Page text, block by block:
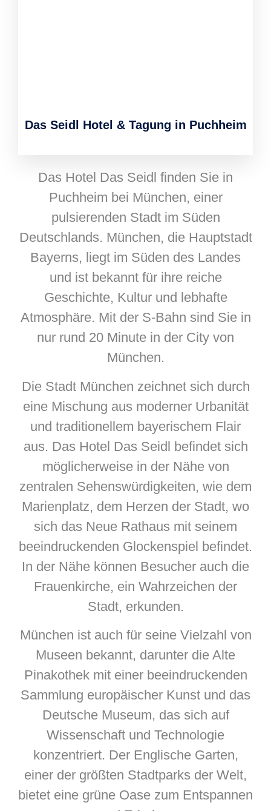
Das Seidl Hotel & Tagung in Puchheim
Das Hotel Das Seidl finden Sie in
Puchheim bei München, einer
pulsierenden Stadt im Süden
Deutschlands. München, die Hauptstadt
Bayerns, liegt im Süden des Landes
und ist bekannt für ihre reiche
Geschichte, Kultur und lebhafte
Atmosphäre. Mit der S-Bahn sind Sie in
nur rund 20 Minute in der City von
München.
Die Stadt München zeichnet sich durch
eine Mischung aus moderner Urbanität
und traditionellem bayerischem Flair
aus. Das Hotel Das Seidl befindet sich
möglicherweise in der Nähe von
zentralen Sehenswürdigkeiten, wie dem
Marienplatz, dem Herzen der Stadt, wo
sich das Neue Rathaus mit seinem
beeindruckenden Glockenspiel befindet.
In der Nähe können Besucher auch die
Frauenkirche, ein Wahrzeichen der
Stadt, erkunden.
München ist auch für seine Vielzahl von
Museen bekannt, darunter die Alte
Pinakothek mit einer beeindruckenden
Sammlung europäischer Kunst und das
Deutsche Museum, das sich auf
Wissenschaft und Technologie
konzentriert. Der Englische Garten,
einer der größten Stadtparks der Welt,
bietet eine grüne Oase zum Entspannen